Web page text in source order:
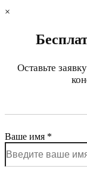
×
Оставьте
Ваше имя *